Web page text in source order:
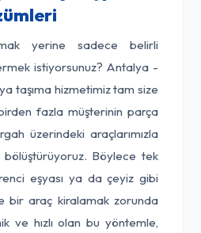
yerine sadece belirli
istiyorsunuz? Antalya -
taşıma hizmetimiz tam size
fazla müşterinin parça
üzerindeki araçlarımızla
bölüştürüyoruz. Böylece tek
eşyası ya da çeyiz gibi
bir araç kiralamak zorunda
ve hızlı olan bu yöntemle,